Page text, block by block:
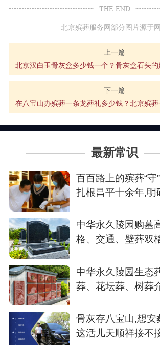
THE END
北京殡葬服务网部分图片源于
上一篇
下一篇
最新常识
百百路上的殡葬“守
扎根昌平十余年,明
中华永久陵园购墓
格、交通、壁葬双
中华永久陵园生态
葬、花坛葬、树葬
骨灰存八宝山,想安
这活儿天顺祥接不